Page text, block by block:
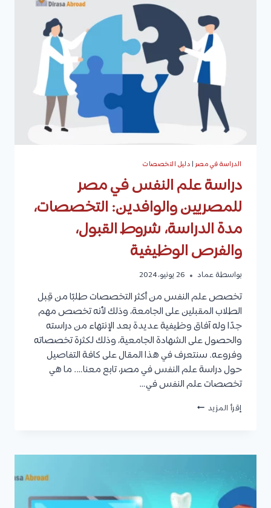
الدراسة في مصر | دليل التخصصات
دراسة علم النفس في مصر
للمصريين والوافدين: التخصصات،
مدة الدراسة، شروط القبول،
والفرص الوظيفية
بواسطة عماد 26 يونيو، 2024
تخصص علم النفس من أكثر التخصصات طلبًا من قِبل
الطلاب المقبلين على الجامعة، وذلك لأنه تخصص مهم
جدًا وله آفاق وظيفية عديدة بعد الإنتهاء من دراسته
والحصول على الشهادة الجامعية، وذلك لكثرة تخصصاته
وفروعه. سنتعرف في هذا المقال على كافة التفاصيل
حول دراسة علم النفس في مصر، تابع معنا…. ما هي
تخصصات علم النفس في…
إقرأ المزيد دراسة
مصر